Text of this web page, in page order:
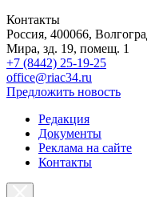
Контакты
Россия, 400066,
Мира, зд. 19, помещ. 1
+7 (8442) 25-19-25
office@riac34.ru
Предложить новость
Редакция
Документы
Реклама на сайте
Контакты